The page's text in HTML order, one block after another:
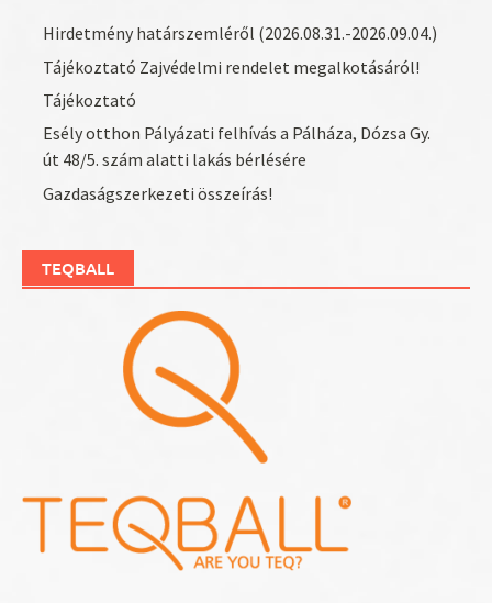
Hirdetmény határszemléről (2026.08.31.-2026.09.04.)
Tájékoztató Zajvédelmi rendelet megalkotásáról!
Tájékoztató
Esély otthon Pályázati felhívás a Pálháza, Dózsa Gy.
út 48/5. szám alatti lakás bérlésére
Gazdaságszerkezeti összeírás!
TEQBALL